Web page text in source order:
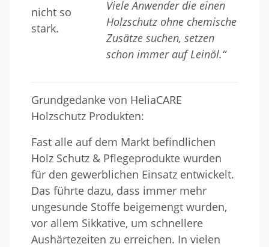
Viele Anwender die einen
Holzschutz ohne chemische
Zusätze suchen, setzen
schon immer auf Leinöl.“
Grundgedanke von HeliaCARE
Holzschutz Produkten:
Fast alle auf dem Markt befindlichen
Holz Schutz & Pflegeprodukte wurden
für den gewerblichen Einsatz entwickelt.
Das führte dazu, dass immer mehr
ungesunde Stoffe beigemengt wurden,
vor allem Sikkative, um schnellere
Aushärtezeiten zu erreichen. In vielen